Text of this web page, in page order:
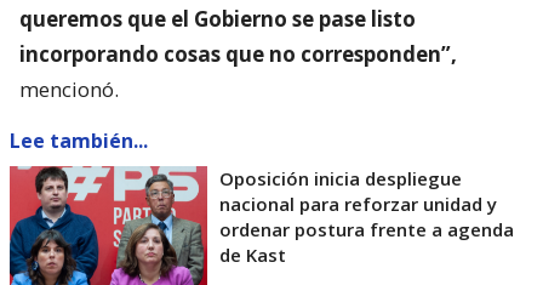
queremos que el Gobierno se pase listo
incorporando cosas que no corresponden”,
mencionó.
Lee también...
Oposición inicia despliegue
nacional para reforzar unidad y
ordenar postura frente a agenda
de Kast